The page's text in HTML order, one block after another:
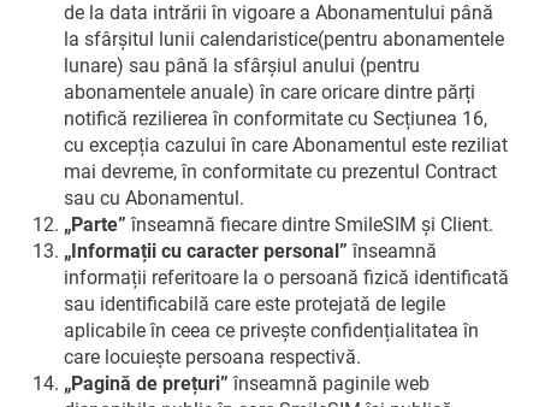
de la data intrării în vigoare a Abonamentului până
la sfârșitul lunii calendaristice(pentru abonamentele
lunare) sau până la sfârșiul anului (pentru
abonamentele anuale) în care oricare dintre părți
notifică rezilierea în conformitate cu Secțiunea 16,
cu excepția cazului în care Abonamentul este reziliat
mai devreme, în conformitate cu prezentul Contract
sau cu Abonamentul.
„Parte” înseamnă fiecare dintre SmileSIM și Client.
„Informații cu caracter personal” înseamnă
informații referitoare la o persoană fizică identificată
sau identificabilă care este protejată de legile
aplicabile în ceea ce privește confidențialitatea în
care locuiește persoana respectivă.
„Pagină de prețuri” înseamnă paginile web